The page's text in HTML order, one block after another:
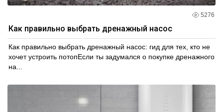
5276
Как правильно выбрать дренажный насос
Как правильно выбрать дренажный насос: гид для тех, кто не
хочет устроить потопЕсли ты задумался о покупке дренажного
на...